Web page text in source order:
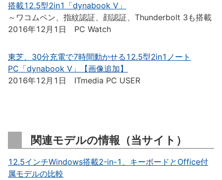
搭載12.5型2in1「dynabook V」
～ワコムペン、指紋認証、顔認証、Thunderbolt 3も搭載
2016年12月1日 PC Watch
東芝、30分充電で7時間動かせる12.5型2in1ノート
PC「dynabook V」【画像追加】
2016年12月1日 ITmedia PC USER
関連モデルの情報（当サイト）
12.5インチWindows搭載2-in-1、キーボードとOffice付
属モデルの比較